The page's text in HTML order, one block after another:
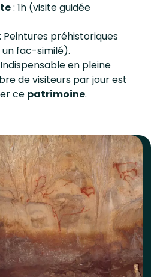
: 1h (visite guidée
Peintures préhistoriques
fac-similé).
en pleine
de visiteurs par jour est
ce patrimoine.